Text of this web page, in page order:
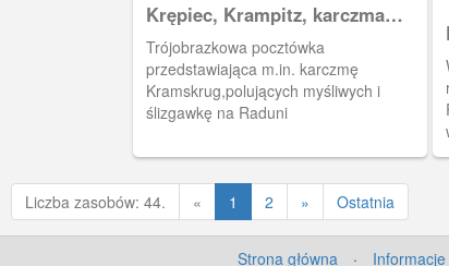
Krępiec, Krampitz, karczma
Kramskrug
Trójobrazkowa pocztówka
przedstawiająca m.in. karczmę
Kramskrug,polujących myśliwych i
ślizgawkę na Raduni
Liczba zasobów: 44. « Poprzednia
1 2 » Ostatnia
Strona główna ·